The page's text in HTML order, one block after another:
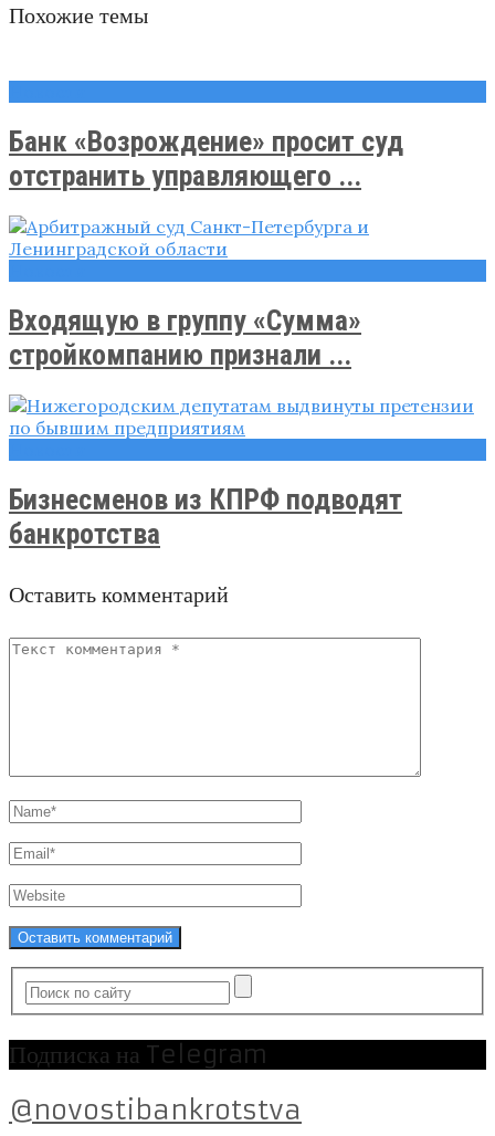
Похожие темы
Банк «Возрождение» просит суд
отстранить управляющего ...
Входящую в группу «Сумма»
стройкомпанию признали ...
Бизнесменов из КПРФ подводят
банкротства
Оставить комментарий
Подписка на Telegram
@novostibankrotstva